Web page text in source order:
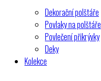
Dekorační polštáře
Povlaky na polštáře
Povlečení přikrývky
Deky
Kolekce